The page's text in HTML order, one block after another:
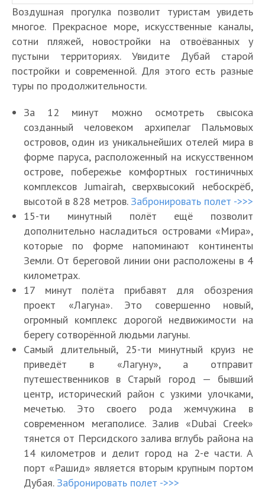
Воздушная прогулка позволит туристам увидеть
многое. Прекрасное море, искусственные каналы,
сотни пляжей, новостройки на отвоёванных у
пустыни территориях. Увидите Дубай старой
постройки и современной. Для этого есть разные
туры по продолжительности.
За 12 минут можно осмотреть свысока
созданный человеком архипелаг Пальмовых
островов, один из уникальнейших отелей мира в
форме паруса, расположенный на искусственном
острове, побережье комфортных гостиничных
комплексов Jumairah, сверхвысокий небоскрёб,
высотой в 828 метров. Забронировать полет ->>>
15-ти минутный полёт ещё позволит
дополнительно насладиться островами «Мира»,
которые по форме напоминают континенты
Земли. От береговой линии они расположены в 4
километрах.
17 минут полёта прибавят для обозрения
проект «Лагуна». Это совершенно новый,
огромный комплекс дорогой недвижимости на
берегу сотворённой людьми лагуны.
Самый длительный, 25-ти минутный круиз не
приведёт в «Лагуну», а отправит
путешественников в Старый город — бывший
центр, исторический район с узкими улочками,
мечетью. Это своего рода жемчужина в
современном мегаполисе. Залив «Dubai Creek»
тянется от Персидского залива вглубь района на
14 километров и делит город на 2-е части. А
порт «Рашид» является вторым крупным портом
Дубая. Забронировать полет ->>>